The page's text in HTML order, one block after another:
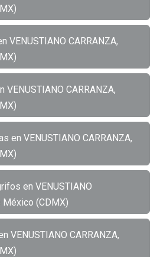
VENUSTIANO CARRANZA,
CARRANZA,
en VENUSTIANO CARRANZA,
en VENUSTIANO
México (CDMX)
VENUSTIANO CARRANZA,